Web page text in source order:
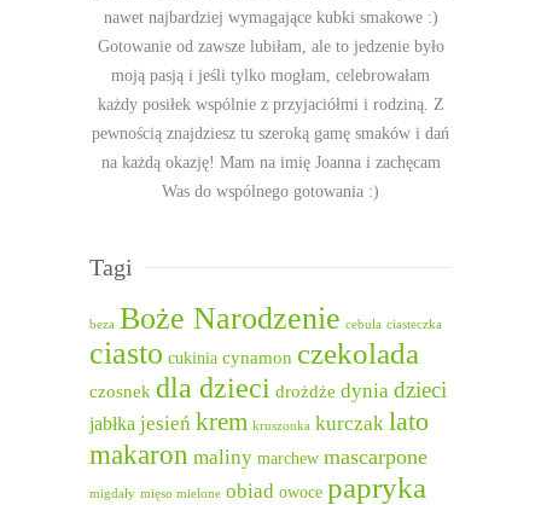
nawet najbardziej wymagające kubki smakowe :)
Gotowanie od zawsze lubiłam, ale to jedzenie było
moją pasją i jeśli tylko mogłam, celebrowałam
każdy posiłek wspólnie z przyjaciółmi i rodziną. Z
pewnością znajdziesz tu szeroką gamę smaków i dań
na każdą okazję! Mam na imię Joanna i zachęcam
Was do wspólnego gotowania :)
Tagi
beza Boże Narodzenie cebula ciasteczka
ciasto cukinia cynamon czekolada
czosnek dla dzieci drożdże dynia dzieci
jabłka jesień krem kruszonka kurczak lato
makaron maliny marchew mascarpone
migdały mięso mielone obiad owoce papryka